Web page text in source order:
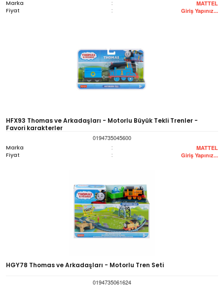
Marka
: MATTEL
Fiyat : Giriş Yapınız...
HFX93 Thomas ve Arkadaşları - Motorlu Büyük Tekli Trenler -
Favori karakterler
0194735045600
Marka
: MATTEL
Fiyat : Giriş Yapınız...
HGY78 Thomas ve Arkadaşları - Motorlu Tren Seti
0194735061624